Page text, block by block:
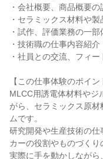
・会社概要、商品概要の
・セラミックス材料や
・試作、評価業務の一部
・技術職の仕事内容紹介
・社員との交流、フィー
【この仕事体験のポイン
MLCC用誘電体材料やジ
がら、セラミックス原
ムです。
研究開発や生産技術の
カーの役割やものづくり
実際に手を動かしなが